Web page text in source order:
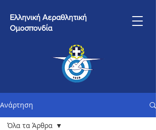
Ελληνική Αεραθλητική
Ομοσπονδία
Ανάρτηση
Όλα τα Άρθρα